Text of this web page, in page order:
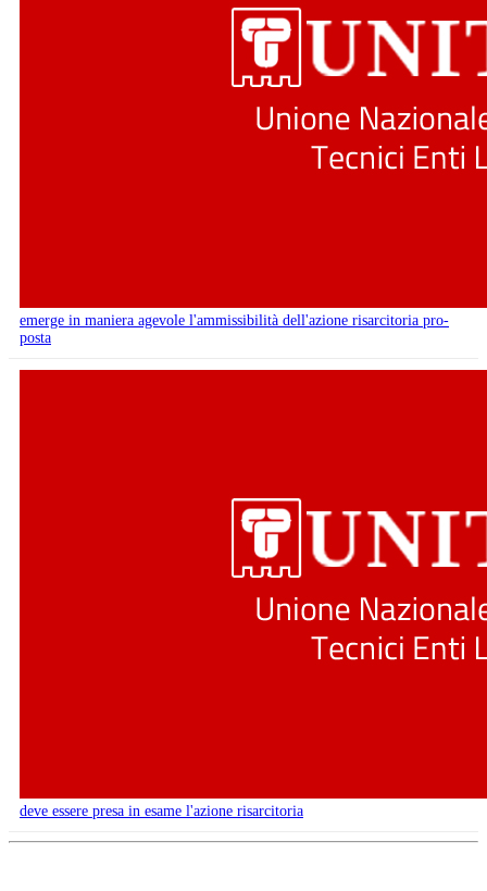
emerge in maniera agevole l'ammissibilità dell'azione risarcitoria pro-
posta
deve essere presa in esame l'azione risarcitoria